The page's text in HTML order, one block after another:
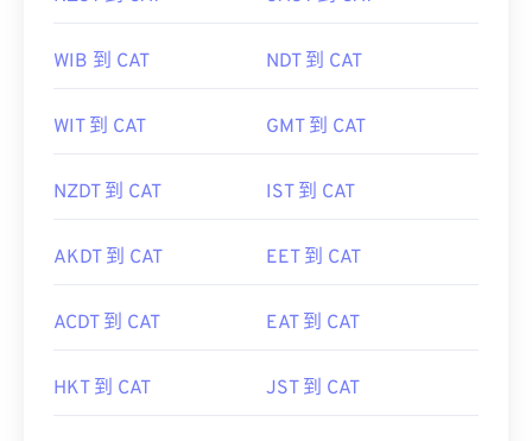
WIB 到 CAT NDT 到 CAT
WIT 到 CAT GMT 到 CAT
NZDT 到 CAT IST 到 CAT
AKDT 到 CAT EET 到 CAT
ACDT 到 CAT EAT 到 CAT
HKT 到 CAT JST 到 CAT